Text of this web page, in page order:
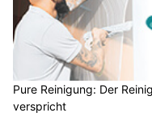
Pure Reinigung: Der
verspricht